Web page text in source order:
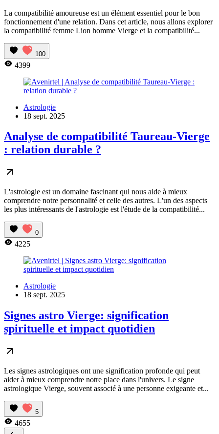
La compatibilité amoureuse est un élément essentiel pour le bon
fonctionnement d'une relation. Dans cet article, nous allons explorer
la compatibilité femme Lion homme Vierge et la compatibilité...
100
4399
Astrologie
18 sept. 2025
Analyse de compatibilité Taureau-Vierge
: relation durable ?
L'astrologie est un domaine fascinant qui nous aide à mieux
comprendre notre personnalité et celle des autres. L'un des aspects
les plus intéressants de l'astrologie est l'étude de la compatibilité...
0
4225
Astrologie
18 sept. 2025
Signes astro Vierge: signification
spirituelle et impact quotidien
Les signes astrologiques ont une signification profonde qui peut
aider à mieux comprendre notre place dans l'univers. Le signe
astrologique Vierge, souvent associé à une personne exigeante et...
5
4655